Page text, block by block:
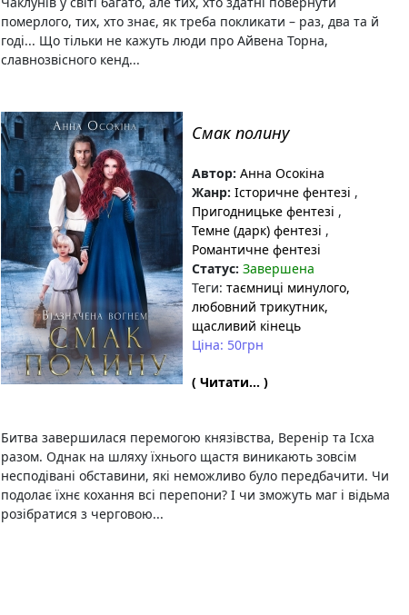
померлого, тих, хто знає, як треба покликати – раз, два та й
годі... Що тільки не кажуть люди про Айвена Торна,
славнозвісного кенд...
Смак полину
Автор: Анна Осокіна
Жанр: Історичне фентезі ,
Пригодницьке фентезі ,
Темне (дарк) фентезі ,
Романтичне фентезі
Статус: Завершена
Теги: таємниці минулого,
любовний трикутник,
щасливий кінець
Ціна: 50грн
( Читати... )
Битва завершилася перемогою князівства, Веренір та Ісха
разом. Однак на шляху їхнього щастя виникають зовсім
несподівані обставини, які неможливо було передбачити. Чи
подолає їхнє кохання всі перепони? І чи зможуть маг і відьма
розібратися з черговою...